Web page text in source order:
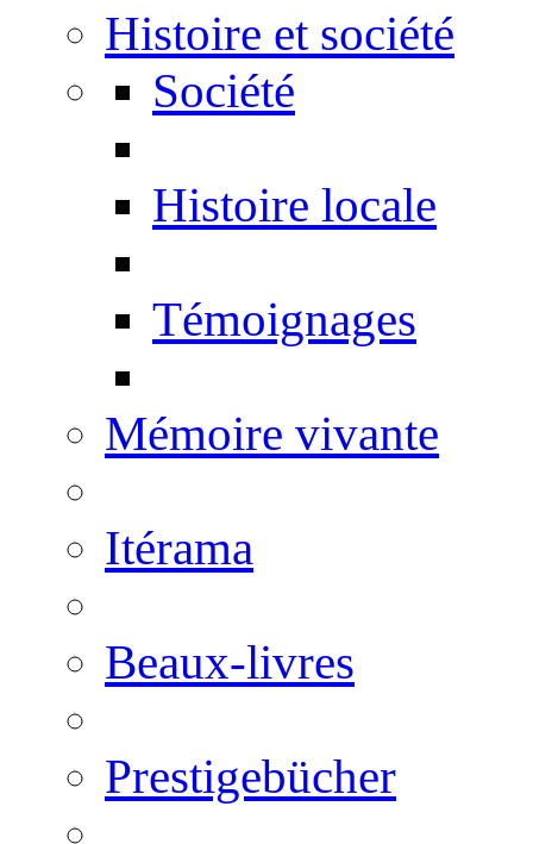
Histoire et société
Société
Histoire locale
Témoignages
Mémoire vivante
Itérama
Beaux-livres
Prestigebücher